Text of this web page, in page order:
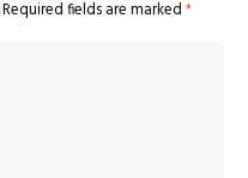
Required fields are marked *